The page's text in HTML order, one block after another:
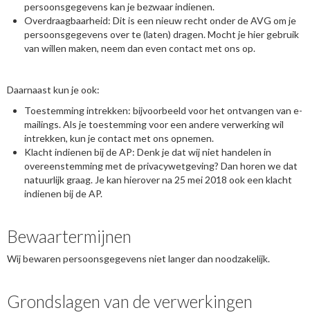
persoonsgegevens kan je bezwaar indienen.
Overdraagbaarheid: Dit is een nieuw recht onder de AVG om je
persoonsgegevens over te (laten) dragen. Mocht je hier gebruik
van willen maken, neem dan even contact met ons op.
Daarnaast kun je ook:
Toestemming intrekken: bijvoorbeeld voor het ontvangen van e-
mailings. Als je toestemming voor een andere verwerking wil
intrekken, kun je contact met ons opnemen.
Klacht indienen bij de AP: Denk je dat wij niet handelen in
overeenstemming met de privacywetgeving? Dan horen we dat
natuurlijk graag. Je kan hierover na 25 mei 2018 ook een klacht
indienen bij de AP.
Bewaartermijnen
Wij bewaren persoonsgegevens niet langer dan noodzakelijk.
Grondslagen van de verwerkingen